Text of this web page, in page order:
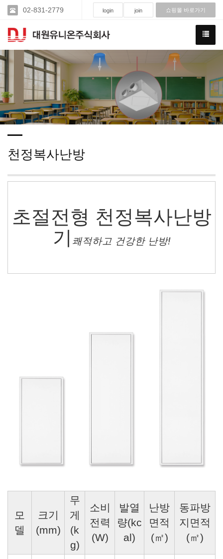
02-831-2779 login join 쇼핑몰 바로가기
천정복사난방
초절전형 천정복사난방
기 쾌적하고 건강한 난방!
모
델
크기
(mm)
무
게
(k
g)
소비
전력
(W)
발열
량(kc
al)
난방
면적
(㎡)
동파방
지면적
(㎡)